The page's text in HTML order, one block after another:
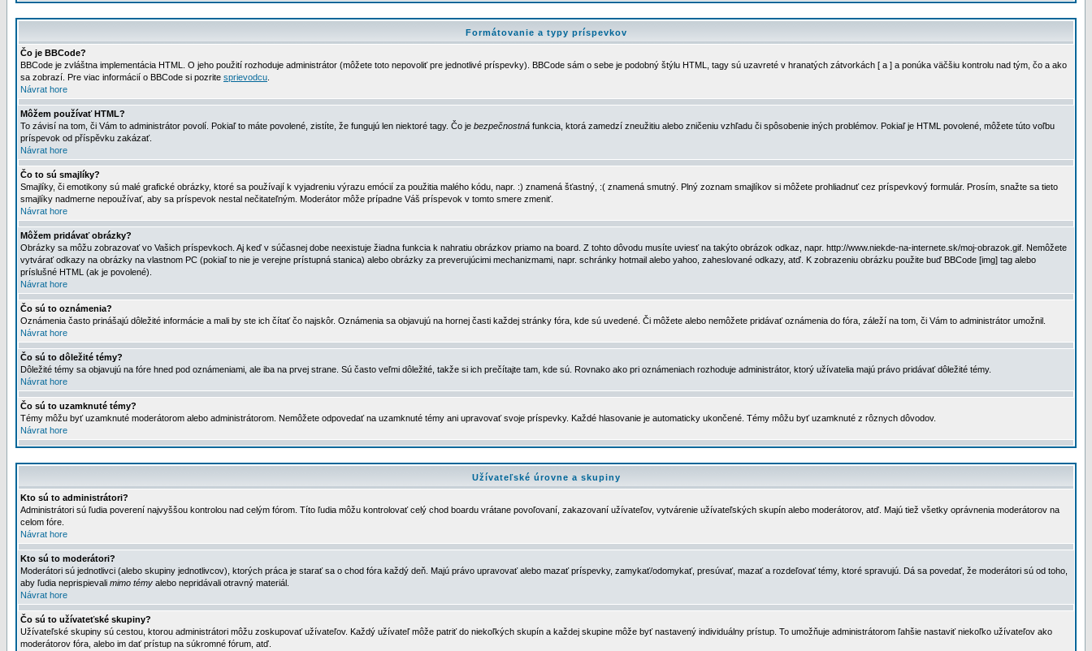
Formátovanie a typy príspevkov
Čo je BBCode?
BBCode je zvláštna implementácia HTML. O jeho použití rozhoduje administrátor (môžete toto nepovoliť pre jednotlivé príspevky). BBCode sám o sebe je podobný štýlu HTML, tagy sú uzavreté v hranatých zátvorkách [ a ] a ponúka väčšiu kontrolu nad tým, čo a ako
sa zobrazí. Pre viac informácií o BBCode si pozrite sprievodcu
Návrat hore
Môžem používať HTML?
To závisí na tom, či Vám to administrátor povolí. Pokiaľ to máte povolené, zistíte, že fungujú len niektoré tagy. Čo je bezpečnostná funkcia, ktorá zamedzí zneužitiu alebo zničeniu vzhľadu či spôsobenie iných problémov. Pokiaľ je HTML povolené, môžete túto voľbu
príspevok od příspěvku zakázať.
Návrat hore
Čo to sú smajlíky?
Smajlíky, či emotikony sú malé grafické obrázky, ktoré sa používají k vyjadreniu výrazu emócií za použitia malého kódu, napr. :) znamená šťastný, :( znamená smutný. Plný zoznam smajlíkov si môžete prohliadnuť cez príspevkový formulár. Prosím, snažte sa tieto
smajlíky nadmerne nepoužívať, aby sa príspevok nestal nečitateľným. Moderátor môže prípadne Váš príspevok v tomto smere zmeniť.
Návrat hore
Môžem pridávať obrázky?
Obrázky sa môžu zobrazovať vo Vašich príspevkoch. Aj keď v súčasnej dobe neexistuje žiadna funkcia k nahratiu obrázkov priamo na board. Z tohto dôvodu musíte uviesť na takýto obrázok odkaz, napr. http://www.niekde-na-internete.sk/moj-obrazok.gif. Nemôžete
vytvárať odkazy na obrázky na vlastnom PC (pokiaľ to nie je verejne prístupná stanica) alebo obrázky za preverujúcimi mechanizmami, napr. schránky hotmail alebo yahoo, zaheslované odkazy, atď. K zobrazeniu obrázku použite buď BBCode [img] tag alebo
príslušné HTML (ak je povolené).
Návrat hore
Čo sú to oznámenia?
Oznámenia často prinášajú dôležité informácie a mali by ste ich čítať čo najskôr. Oznámenia sa objavujú na hornej časti každej stránky fóra, kde sú uvedené. Či môžete alebo nemôžete pridávať oznámenia do fóra, záleží na tom, či Vám to administrátor umožnil.
Návrat hore
Čo sú to dôležité témy?
Dôležité témy sa objavujú na fóre hned pod oznámeniami, ale iba na prvej strane. Sú často veľmi dôležité, takže si ich prečítajte tam, kde sú. Rovnako ako pri oznámeniach rozhoduje administrátor, ktorý užívatelia majú právo pridávať dôležité témy.
Návrat hore
Čo sú to uzamknuté témy?
Témy môžu byť uzamknuté moderátorom alebo administrátorom. Nemôžete odpovedať na uzamknuté témy ani upravovať svoje príspevky. Každé hlasovanie je automaticky ukončené. Témy môžu byť uzamknuté z rôznych dôvodov.
Návrat hore
Užívateľské úrovne a skupiny
Kto sú to administrátori?
Administrátori sú ľudia poverení najvyššou kontrolou nad celým fórom. Títo ľudia môžu kontrolovať celý chod boardu vrátane povoľovaní, zakazovaní užívateľov, vytvárenie užívateľských skupín alebo moderátorov, atď. Majú tiež všetky oprávnenia moderátorov na
celom fóre.
Návrat hore
Kto sú to moderátori?
Moderátori sú jednotlivci (alebo skupiny jednotlivcov), ktorých práca je starať sa o chod fóra každý deň. Majú právo upravovať alebo mazať príspevky, zamykať/odomykať, presúvať, mazať a rozdeľovať témy, ktoré spravujú. Dá sa povedať, že moderátori sú od toho,
aby ľudia neprispievali mimo témy alebo nepridávali otravný materiál.
Návrat hore
Čo sú to užívateťské skupiny?
Užívateľské skupiny sú cestou, ktorou administrátori môžu zoskupovať užívateľov. Každý užívateľ môže patriť do niekoľkých skupín a každej skupine môže byť nastavený individuálny prístup. To umožňuje administrátorom ľahšie nastaviť niekoľko užívateľov ako
moderátorov fóra, alebo im dať prístup na súkromné fórum, atď.